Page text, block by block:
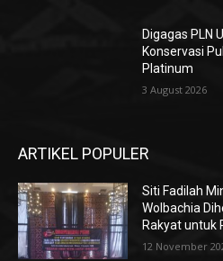
Digagas PLN
Konservasi
Platinum
3 August 2026
ARTIKEL POPULER
Siti Fadilah
Wolbachia
Rakyat untuk
12 November